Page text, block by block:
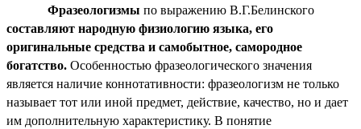
Фразеологизмы по выражению В.Г.Белинского
составляют народную физиологию языка, его
оригинальные средства и самобытное, самородное
богатство. Особенностью фразеологического значения
является наличие коннотативности: фразеологизм не только
называет тот или иной предмет, действие, качество, но и дает
им дополнительную характеристику. В понятие